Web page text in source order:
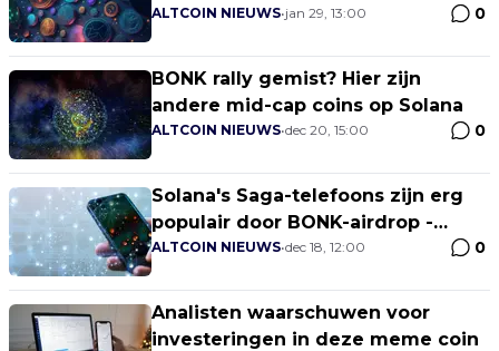
ALTCOIN NIEUWS•jan 29, 13:00 0
BONK rally gemist? Hier zijn
andere mid-cap coins op Solana
ALTCOIN NIEUWS•dec 20, 15:00 0
Solana's Saga-telefoons zijn erg
populair door BONK-airdrop -
Verkopen voor meer dan $2.000
ALTCOIN NIEUWS•dec 18, 12:00 0
Analisten waarschuwen voor
investeringen in deze meme coin